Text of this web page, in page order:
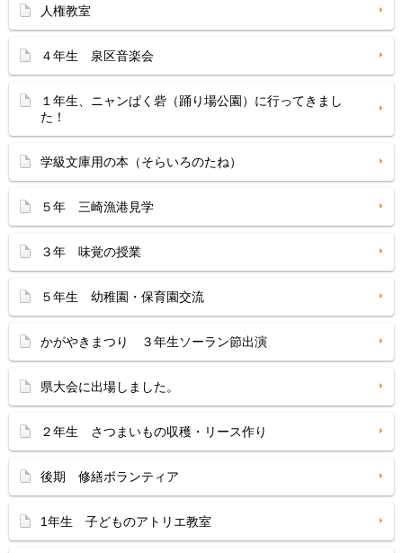
人権教室
４年生 泉区音楽会
１年生、ニャンぱく砦（踊り場公園）に行ってきまし
た！
学級文庫用の本（そらいろのたね）
５年 三崎漁港見学
３年 味覚の授業
５年生 幼稚園・保育園交流
かがやきまつり ３年生ソーラン節出演
県大会に出場しました。
２年生 さつまいもの収穫・リース作り
後期 修繕ボランティア
1年生 子どものアトリエ教室